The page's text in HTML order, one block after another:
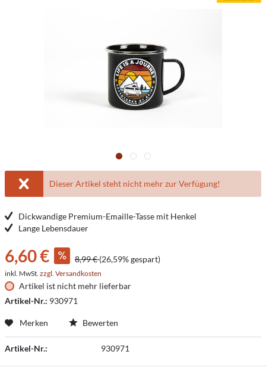
Dieser Artikel steht nicht mehr zur Verfügung!
Dickwandige Premium-Emaille-Tasse mit Henkel
Lange Lebensdauer
6,60 € 8,99 €(26,59% gespart)
inkl. MwSt. zzgl. Versandkosten
Artikel ist nicht mehr lieferbar
Artikel-Nr.: 930971
Merken Bewerten
Artikel-Nr.: 930971